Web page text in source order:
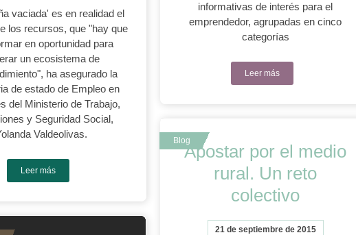
vaciada' es en realidad el
los recursos, que "hay que
en oportunidad para
un ecosistema de
ha asegurado la
de estado de Empleo en
del Ministerio de Trabajo,
y Seguridad Social,
Valdeolivas.
Leer más
informativas de interés para el
emprendedor, agrupadas en cinco
categorías
Leer más
Apostar por el medio
rural. Un reto
colectivo
21 de septiembre de 2015